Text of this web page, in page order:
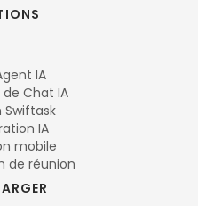
IA
Chat IA
Swiftask
IA
mobile
de réunion